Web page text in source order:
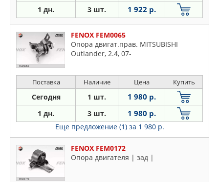
Peugeot
Renault
Seat
Skoda
Suzuki
Toyota
VW
Volvo
1 дн. 3 шт. 1 922 р.
FENOX FEM0065
Опора двигат.прав. MITSUBISHI
Outlander, 2.4, 07-
Поставка Наличие Цена Купить
Сегодня 1 шт. 1 980 р.
1 дн. 3 шт. 1 980 р.
Еще предложение (1) за 1 980 р.
FENOX FEM0172
Опора двигателя | зад |